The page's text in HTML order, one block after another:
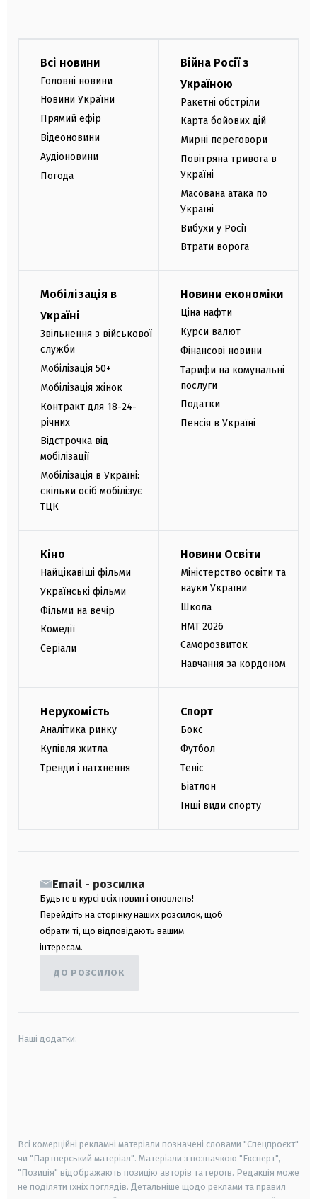
Всі новини
Головні новини
Новини України
Прямий ефір
Відеоновини
Аудіоновини
Погода
Війна Росії з
Україною
Ракетні обстріли
Карта бойових дій
Мирні переговори
Повітряна тривога в
Україні
Масована атака по
Україні
Вибухи у Росії
Втрати ворога
Мобілізація в
Україні
Звільнення з військової
служби
Мобілізація 50+
Мобілізація жінок
Контракт для 18-24-
річних
Відстрочка від
мобілізації
Мобілізація в Україні:
скільки осіб мобілізує
ТЦК
Новини економіки
Ціна нафти
Курси валют
Фінансові новини
Тарифи на комунальні
послуги
Податки
Пенсія в Україні
Кіно
Найцікавіші фільми
Українські фільми
Фільми на вечір
Комедії
Серіали
Новини Освіти
Міністерство освіти та
науки України
Школа
НМТ 2026
Саморозвиток
Навчання за кордоном
Нерухомість
Аналітика ринку
Купівля житла
Тренди і натхнення
Спорт
Бокс
Футбол
Теніс
Біатлон
Інші види спорту
Email - розсилка
Будьте в курсі всіх новин і оновлень!
Перейдіть на сторінку наших розсилок, щоб
обрати ті, що відповідають вашим
інтересам.
ДО РОЗСИЛОК
Наші додатки:
Всі комерційні рекламні матеріали позначені словами "Спецпроєкт"
чи "Партнерський матеріал". Матеріали з позначкою "Експерт",
"Позиція" відображають позицію авторів та героїв. Редакція може
не поділяти їхніх поглядів. Детальніше щодо реклами та правил